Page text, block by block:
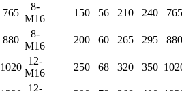
765
8-
M16
150 56 210 240 765
880
8-
M16
200 60 265 295 880
1020
12-
M16
250 68 320 350
12-